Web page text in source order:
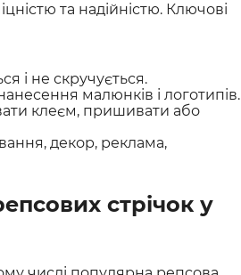
та надійністю. Ключові
і не скручується.
малюнків і логотипів.
клеєм, пришивати або
декор, реклама,
стрічок у